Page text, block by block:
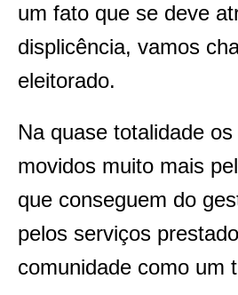
um fato que se deve
displicência, vamos
eleitorado.
Na quase totalidade
movidos muito mais
que conseguem do
pelos serviços
comunidade como um